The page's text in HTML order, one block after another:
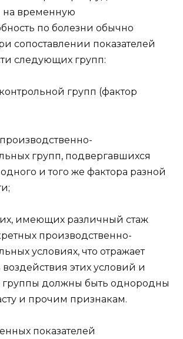
на временную
по болезни обычно
сопоставлении показателей
следующих групп:
групп (фактор
групп, подвергавшихся
и того же фактора разной
имеющих различный стаж
производственно-
условиях, что отражает
воздействия этих условий и
группы должны быть однородны
и прочим признакам.
показателей